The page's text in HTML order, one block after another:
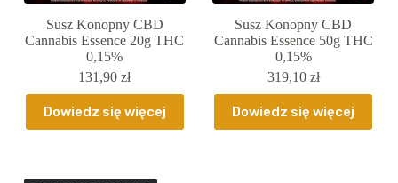
Susz Konopny CBD
Cannabis Essence 20g THC
0,15%
131,90zł
Dowiedz się więcej
Susz Konopny CBD
Cannabis Essence 50g THC
0,15%
319,10 zł
Dowiedz się więcej